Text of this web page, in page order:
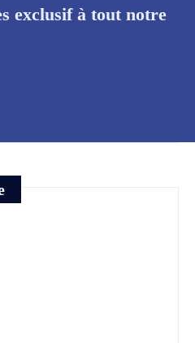
exclusif à tout notre